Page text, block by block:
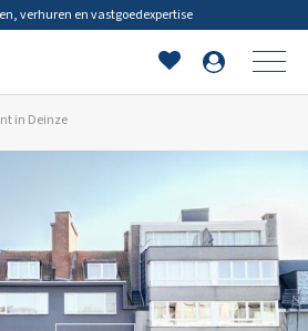
verhuren en vastgoedexpertise
in Deinze